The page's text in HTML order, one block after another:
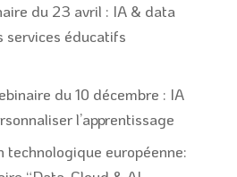
du 23 avril : IA & data
services éducatifs
du 10 décembre : IA
l’apprentissage
technologique européenne: